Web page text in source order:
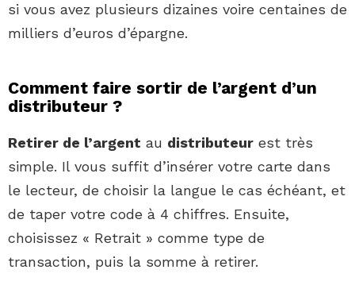
si vous avez plusieurs dizaines voire centaines de
milliers d’euros d’épargne.
Comment faire sortir de l’argent d’un
distributeur ?
Retirer de l’argent au distributeur est très
simple. Il vous suffit d’insérer votre carte dans
le lecteur, de choisir la langue le cas échéant, et
de taper votre code à 4 chiffres. Ensuite,
choisissez « Retrait » comme type de
transaction, puis la somme à retirer.